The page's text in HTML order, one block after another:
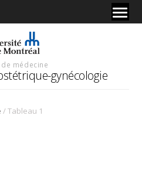
médecine
gynécologie
/Tableau 1